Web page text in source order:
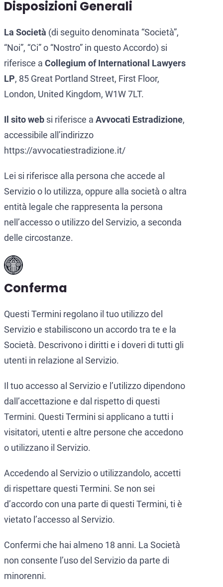
CCF (Commission for the
Diffusione Interpol
Protezione dall’estradizione
Estradizione e Difesa
Estradizione dall’Italia
Estradizione tra Italia e
Mandato d’arresto
Avvocati per crimini dei
Prevenzione del riciclaggio
World-Check
Aziende e manager
Disposizioni Generali
La Società (di seguito denominata “Società”,
“Noi”, “Ci” o “Nostro” in questo Accordo) si
riferisce a Collegium of International Lawyers
LP, 85 Great Portland Street, First Floor,
London, United Kingdom, W1W 7LT.
Il sito web si riferisce a Avvocati Estradizione,
accessibile all’indirizzo
https://avvocatiestradizione.it/
Lei si riferisce alla persona che accede al
Servizio o lo utilizza, oppure alla società o altra
entità legale che rappresenta la persona
nell’accesso o utilizzo del Servizio, a seconda
delle circostanze.
Conferma
Questi Termini regolano il tuo utilizzo del
Servizio e stabiliscono un accordo tra te e la
Società. Descrivono i diritti e i doveri di tutti gli
utenti in relazione al Servizio.
Il tuo accesso al Servizio e l’utilizzo dipendono
dall’accettazione e dal rispetto di questi
Termini. Questi Termini si applicano a tutti i
visitatori, utenti e altre persone che accedono
o utilizzano il Servizio.
Accedendo al Servizio o utilizzandolo, accetti
di rispettare questi Termini. Se non sei
d’accordo con una parte di questi Termini, ti è
vietato l’accesso al Servizio.
Confermi che hai almeno 18 anni. La Società
non consente l’uso del Servizio da parte di
minorenni.